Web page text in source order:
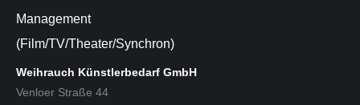
Management
(Film/TV/Theater/Synchron)
Weihrauch Künstlerbedarf GmbH
Venloer Straße 44